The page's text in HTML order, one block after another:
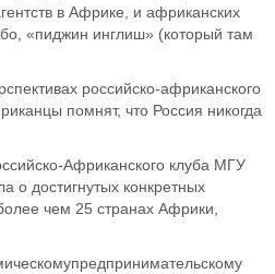
в Африке, и африканских
«пиджин инглиш» (который там
российско-африканского
помнят, что Россия никогда
Африканского клуба МГУ
о достигнутых конкретных
чем 25 странах Африки,
предпринимательскому